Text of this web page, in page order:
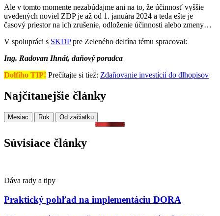
Ale v tomto momente nezabúdajme ani na to, že účinnosť vyššie
uvedených noviel ZDP je až od 1. januára 2024 a teda ešte je
časový priestor na ich zrušenie, odloženie účinnosti alebo zmeny…
V spolupráci s SKDPpre Zeleného delfína tému spracoval:
Ing. Radovan Ihnát, daňový poradca
Dolfiho TIP! Prečítajte si tiež: Zdaňovanie investícií do dlhopisov
Najčítanejšie články
Mesiac Rok Od začiatku
Súvisiace články
Dáva rady a tipy
Praktický pohľad na implementáciu DORA